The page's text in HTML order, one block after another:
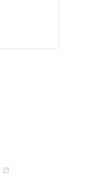
open_in_new